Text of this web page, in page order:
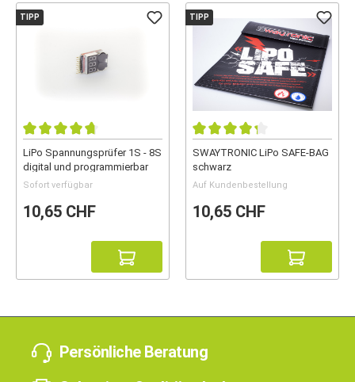
TIPP
LiPo Spannungsprüfer 1S - 8S
digital und programmierbar
Sofort verfügbar
10,65 CHF
TIPP
SWAYTRONIC LiPo SAFE-BAG
schwarz
Auf Kundenbestellung
10,65 CHF
Persönliche Beratung